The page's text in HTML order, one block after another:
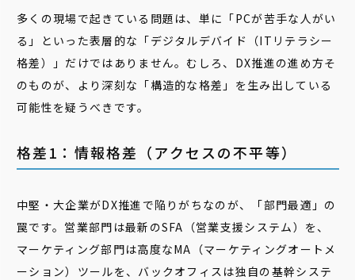
多くの現場で起きている問題は、単に「PCが苦手な人がい
る」といった表層的な「デジタルデバイド（ITリテラシー
格差）」だけではありません。むしろ、DX推進の進め方そ
のものが、より深刻な「構造的な格差」を生み出している
可能性を疑うべきです。
格差1：情報格差（アクセスの不平等）
中堅・大企業がDX推進で陥りがちなのが、「部門最適」の
罠です。営業部門は最新のSFA（営業支援システム）を、
マーケティング部門は高度なMA（マーケティングオートメ
ーション）ツールを、バックオフィスは独自の基幹システ